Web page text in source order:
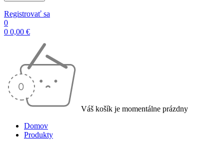
Registrovať sa
0
0 0,00 €
Váš košík je momentálne prázdny
Domov
Produkty